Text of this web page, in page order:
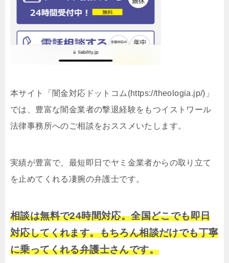
本サイト「闇金対応ドットコム(https://theologia.jp/)」
では、豊富な闇金業者の撃退経験をもつイストワール
法律事務所へのご相談をおススメいたします。
実績が豊富で、最短即日でヤミ金業者からの取り立て
を止めてくれる凄腕の弁護士です。
相談は無料で24時間対応。全国どこでも即日
対応してくれます。もちろん相談だけでも丁寧
に乗ってくれる弁護士さんです。